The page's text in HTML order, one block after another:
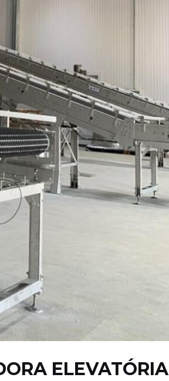
ELEVATÓRIA